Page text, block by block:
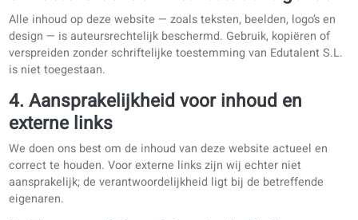
WhatsApp: +34960254735
3. Auteursrecht en intellectueel
Alle inhoud op deze website — zoals teksten, beelden,
design — is auteursrechtelijk beschermd. Gebruik, kopiëren
verspreiden zonder schriftelijke toestemming van Edutalent
is niet toegestaan.
4. Aansprakelijkheid voor inhoud en
externe links